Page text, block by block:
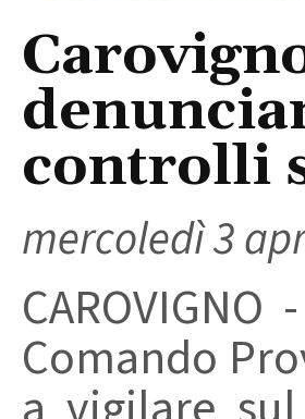
controlli
mercoledì 3
Comando